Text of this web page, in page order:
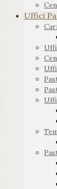
Uffici